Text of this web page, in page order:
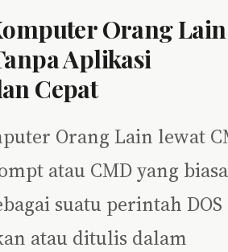
Orang Lain
Aplikasi
Cepat
Orang Lain lewat
atau CMD yang biasa
suatu perintah DOS
atau ditulis dalam